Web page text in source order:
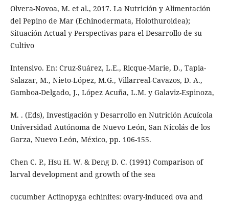
Olvera-Novoa, M. et al., 2017. La Nutrición y Alimentación
del Pepino de Mar (Echinodermata, Holothuroidea);
Situación Actual y Perspectivas para el Desarrollo de su
Cultivo
Intensivo. En: Cruz-Suárez, L.E., Ricque-Marie, D., Tapia-
Salazar, M., Nieto-López, M.G., Villarreal-Cavazos, D. A.,
Gamboa-Delgado, J., López Acuña, L.M. y Galaviz-Espinoza,
M. . (Eds), Investigación y Desarrollo en Nutrición Acuícola
Universidad Autónoma de Nuevo León, San Nicolás de los
Garza, Nuevo León, México, pp. 106-155.
Chen C. P., Hsu H. W. & Deng D. C. (1991) Comparison of
larval development and growth of the sea
cucumber Actinopyga echinites: ovary-induced ova and